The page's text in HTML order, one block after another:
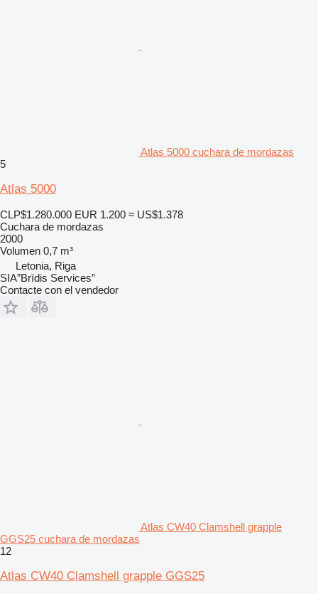
Atlas 5000 cuchara de mordazas
5
Atlas 5000
CLP$1.280.000 EUR 1.200 ≈ US$1.378
Cuchara de mordazas
2000
Volumen 0,7 m³
Letonia, Riga
SIA”Brīdis Services”
Contacte con el vendedor
Atlas CW40 Clamshell grapple
GGS25 cuchara de mordazas
12
Atlas CW40 Clamshell grapple GGS25